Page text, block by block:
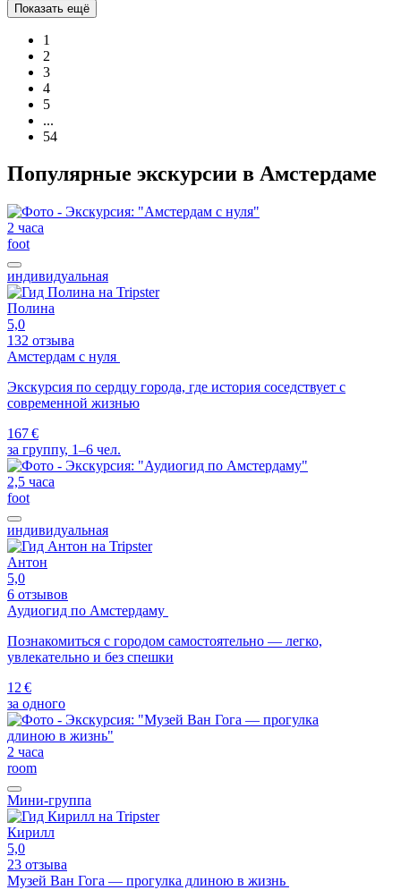
Показать ещё
1
2
3
4
5
...
54
Популярные экскурсии в Амстердаме
2 часа
foot
индивидуальная
Полина
5,0
132 отзыва
Амстердам с нуля
Экскурсия по сердцу города, где история соседствует с
современной жизнью
167 €
за группу, 1–6 чел.
2,5 часа
foot
индивидуальная
Антон
5,0
6 отзывов
Аудиогид по Амстердаму
Познакомиться с городом самостоятельно — легко,
увлекательно и без спешки
12 €
за одного
2 часа
room
Мини-группа
Кирилл
5,0
23 отзыва
Музей Ван Гога — прогулка длиною в жизнь